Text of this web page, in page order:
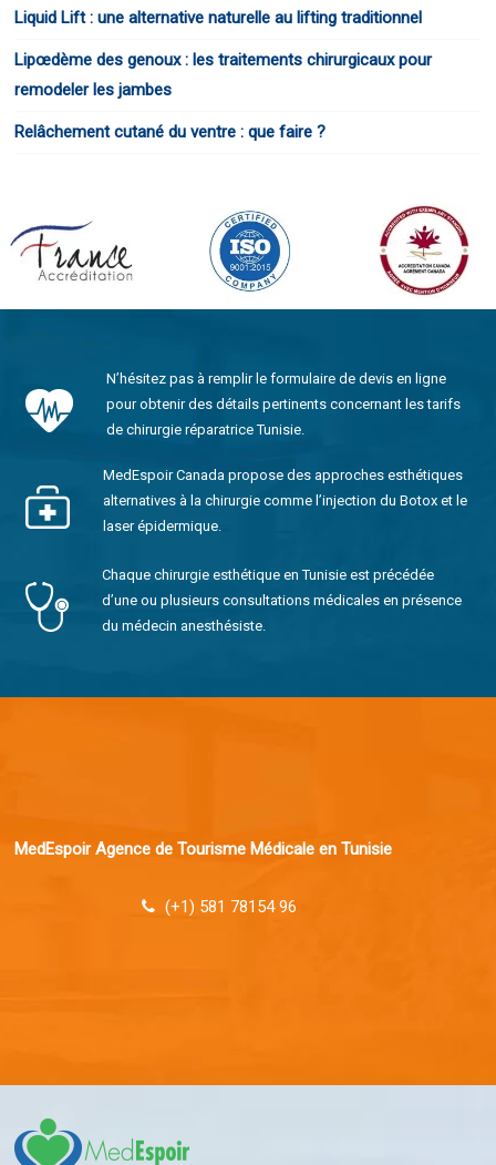
Liquid Lift : une alternative naturelle au lifting traditionnel
Lipœdème des genoux : les traitements chirurgicaux pour
remodeler les jambes
Relâchement cutané du ventre : que faire ?
N’hésitez pas à remplir le formulaire de devis en ligne
pour obtenir des détails pertinents concernant les tarifs
de chirurgie réparatrice Tunisie.
MedEspoir Canada propose des approches esthétiques
alternatives à la chirurgie comme l’injection du Botox et le
laser épidermique.
Chaque chirurgie esthétique en Tunisie est précédée
d’une ou plusieurs consultations médicales en présence
du médecin anesthésiste.
MedEspoir Agence de Tourisme Médicale en Tunisie
(+1) 581 78154 96